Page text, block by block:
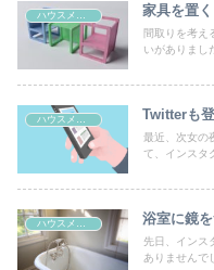
ハウスメーカーとの打ち合わせ 家具を置
間取りを考え
いがありまし
Twitterも
最近、次女の
て、インスタ
浴室に鏡
先日、インス
ありませんで